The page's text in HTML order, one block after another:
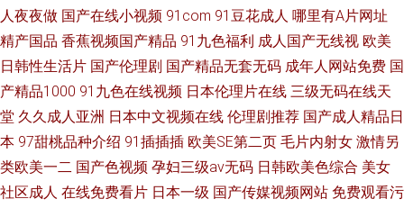
人夜夜做 国产在线小视频 91com 91豆花成人 哪里有A片网址
精产国品 香蕉视频国产精品 91九色福利 成人国产无线视 欧美
日韩性生活片 国产伦理剧 国产精品无套无码 成年人网站免费 国
产精品1000 91九色在线视频 日本伦理片在线 三级无码在线天
堂 久久成人亚洲 日本中文视频在线 伦理剧推荐 国产成人精品日
本 97甜桃品种介绍 91插插插 欧美SE第二页 毛片内射女 激情另
类欧美一二 国产色视频 孕妇三级av无码 日韩欧美色综合 美女
社区成人 在线免费看片 日本一级 国产传媒视频网站 免费观看污